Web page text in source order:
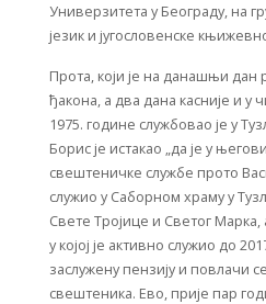
Универзитета у Београду, на
језик и југословенске
Прота, који је на данашњи дан
ђакона, а два дана касније и у
1975. године службовао је у
Борис је истакао „да је у
свештеничке службе прото
служио у Саборном храму у
Свете Тројице и Светог
у којој је активно служио до
заслужену пензију и повлачи
свештеника. Ево, прије пар